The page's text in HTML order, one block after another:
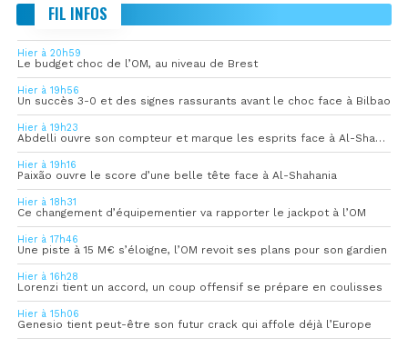
FIL INFOS
Hier à 20h59
Le budget choc de l’OM, au niveau de Brest
Hier à 19h56
Un succès 3-0 et des signes rassurants avant le choc face à Bilbao
Hier à 19h23
Abdelli ouvre son compteur et marque les esprits face à Al-Shahania
Hier à 19h16
Paixão ouvre le score d’une belle tête face à Al-Shahania
Hier à 18h31
Ce changement d’équipementier va rapporter le jackpot à l’OM
Hier à 17h46
Une piste à 15 M€ s’éloigne, l’OM revoit ses plans pour son gardien
Hier à 16h28
Lorenzi tient un accord, un coup offensif se prépare en coulisses
Hier à 15h06
Genesio tient peut-être son futur crack qui affole déjà l’Europe